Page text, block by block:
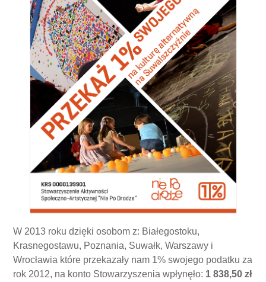
W 2013 roku dzięki osobom z: Białegostoku,
Krasnegostawu, Poznania, Suwałk, Warszawy i
Wrocławia które przekazały nam 1% swojego podatku za
rok 2012, na konto Stowarzyszenia wpłynęło: 1 838,50 zł